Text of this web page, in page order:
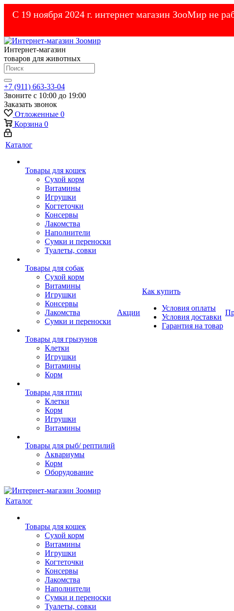
С 19 ноября 2024 г. интернет магазин ЗооМир не
Интернет-магазин
товаров для животных
+7 (911) 663-33-04
Звоните с 10:00 до 19:00
Заказать звонок
Отложенные 0
Корзина 0
Каталог
Товары для кошек
Cухой корм
Витамины
Игрушки
Когтеточки
Консервы
Лакомства
Наполнители
Сумки и переноски
Туалеты, совки
Товары для собак
Cухой корм
Витамины
Игрушки
Консервы
Лакомства
Сумки и переноски
Товары для грызунов
Клетки
Игрушки
Витамины
Корм
Товары для птиц
Клетки
Корм
Игрушки
Витамины
Товары для рыб/ рептилий
Аквариумы
Корм
Оборудование
Акции
Как купить
Условия оплаты
Условия доставки
Гарантия на товар
Каталог
Товары для кошек
Cухой корм
Витамины
Игрушки
Когтеточки
Консервы
Лакомства
Наполнители
Сумки и переноски
Туалеты, совки